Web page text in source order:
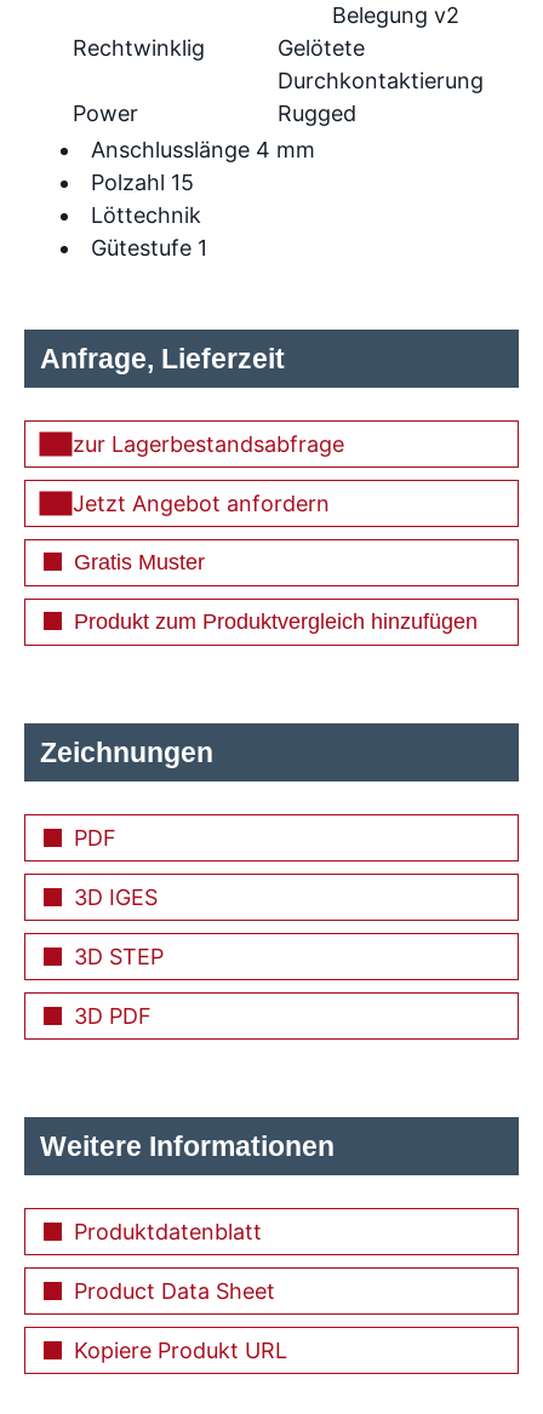
Anschlusslänge 4 mm
Polzahl 15
Löttechnik
Gütestufe 1
Rechtwinklig
Gelötete
Durchkontaktierung
Power
Rugged
Zeichnungen
PDF
3D IGES
3D STEP
3D PDF
Weitere Informationen
Produktdatenblatt
Product Data Sheet
Kopiere Produkt URL
Anfrage, Lieferzeit
zur Lagerbestandsabfrage
Jetzt Angebot anfordern
Gratis Muster
Produkt zum Produktvergleich hinzufügen